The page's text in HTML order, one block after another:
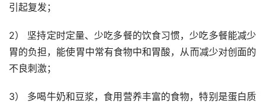
引起复发；
2） 坚持定时定量、少吃多餐的饮食习惯，少吃多餐能减少
胃的负担，能使胃中常有食物中和胃酸，从而减少对创面的
不良刺激；
3） 多喝牛奶和豆浆，食用营养丰富的食物，特别是蛋白质